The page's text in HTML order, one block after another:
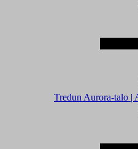
Tredun Aurora-talo |